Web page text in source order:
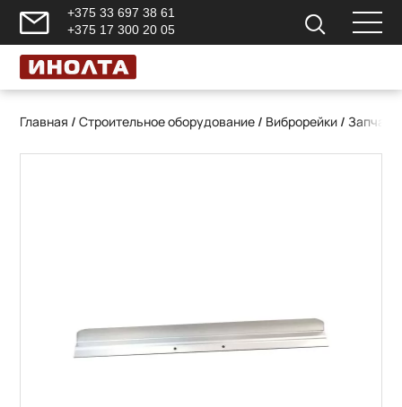
+375 33 697 38 61
+375 17 300 20 05
Главная /Строительное оборудование / Виброрейки /